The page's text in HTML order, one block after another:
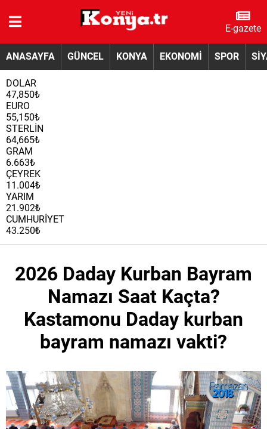
E-gazete
ANASAYFA GÜNCEL KONYA EKONOMİ SPOR
DOLAR
47,850₺
EURO
55,150₺
STERLİN
64,665₺
GRAM
6.663₺
ÇEYREK
11.004₺
YARIM
21.902₺
CUMHURİYET
43.250₺
2026 Daday Kurban Bayram
Namazı Saat Kaçta?
Kastamonu Daday kurban
bayram namazı vakti?